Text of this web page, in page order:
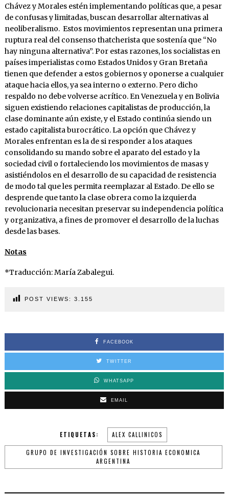
Chávez y Morales estén implementando políticas que, a pesar
de confusas y limitadas, buscan desarrollar alternativas al
neoliberalismo. Estos movimientos representan una primera
ruptura real del consenso thatcherista que sostenía que “No
hay ninguna alternativa”. Por estas razones, los socialistas en
países imperialistas como Estados Unidos y Gran Bretaña
tienen que defender a estos gobiernos y oponerse a cualquier
ataque hacia ellos, ya sea interno o externo. Pero dicho
respaldo no debe volverse acrítico. En Venezuela y en Bolivia
siguen existiendo relaciones capitalistas de producción, la
clase dominante aún existe, y el Estado continúa siendo un
estado capitalista burocrático. La opción que Chávez y
Morales enfrentan es la de si responder a los ataques
consolidando su mando sobre el aparato del estado y la
sociedad civil o fortaleciendo los movimientos de masas y
asistiéndolos en el desarrollo de su capacidad de resistencia
de modo tal que les permita reemplazar al Estado. De ello se
desprende que tanto la clase obrera como la izquierda
revolucionaria necesitan preservar su independencia política
y organizativa, a fines de promover el desarrollo de la luchas
desde las bases.
Notas
*Traducción: María Zabalegui.
POST VIEWS: 3.155
FACEBOOK
TWITTER
WHATSAPP
EMAIL
ETIQUETAS: ALEX CALLINICOS
GRUPO DE INVESTIGACIÓN SOBRE HISTORIA ECONOMICA
ARGENTINA